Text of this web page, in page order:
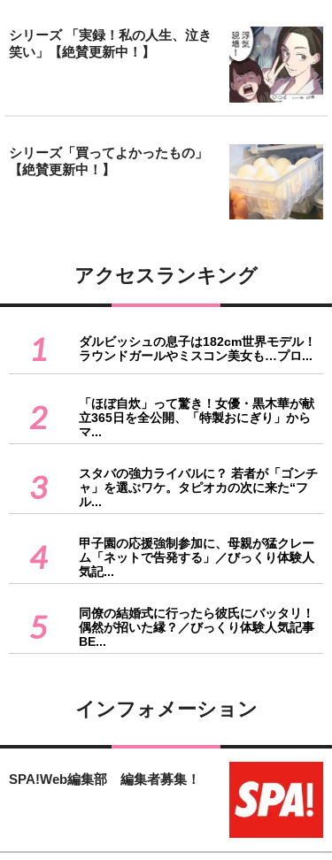
シリーズ 「実録！私の人生、泣き
笑い」【絶賛更新中！】
シリーズ「買ってよかったもの」
【絶賛更新中！】
アクセスランキング
1
ダルビッシュの息子は182cm世界モデル！
ラウンドガールやミスコン美女も…プロ...
2
「ほぼ自炊」って驚き！女優・黒木華が献
立365日を全公開、「特製おにぎり」から
マ...
3
スタバの強力ライバルに？ 若者が「ゴンチ
ャ」を選ぶワケ。タピオカの次に来た“フ
ル...
4
甲子園の応援強制参加に、母親が猛クレー
ム「ネットで告発する」／びっくり体験人
気記...
5
同僚の結婚式に行ったら彼氏にバッタリ！
偶然が招いた縁？／びっくり体験人気記事
BE...
インフォメーション
SPA!Web編集部 編集者募集！